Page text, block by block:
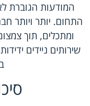
המודעות הגוברת
התחום. יותר ויותר
ומתכלים, תוך
שירותים ניידים